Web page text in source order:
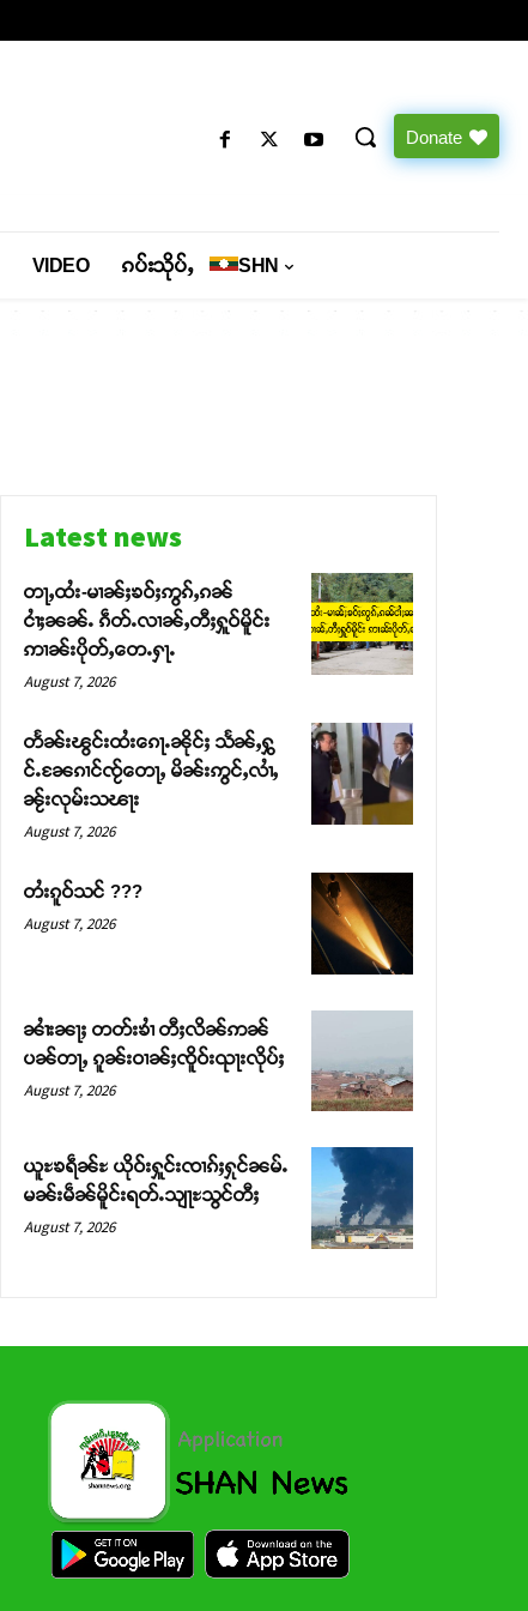
Donate
VIDEO ၵပ်းသိုပ်ႇ SHN
Latest news
တႃႇထႆး-မၢၼ်ႈၶဝ်ႈဢွၵ်ႇၵၼ်
ငၢႆႈၼၼ်ႉ ၵဵတ်ႉလၢၼ်ႇတီႈႁူဝ်မိူင်း
ဢၢၼ်းပိုတ်ႇတေႉႁႃႉ
August 7, 2026
တႅၼ်းၽွင်းထႆးၵေႃႉၼိုင်ႈ သႅၼ်ႇႁွ
င်ႉၼႄၵၢင်ၸႂ်တေႃႇ မိၼ်းဢွင်ႇလၢႆႇ
ၼႂ်းလုမ်းသၽႃး
August 7, 2026
တႆးၵူဝ်သင် ???
August 7, 2026
ၼၢႆးၼႃႈ တတ်းၶၢႆ တီႈလိၼ်ဢၼ်
ပၼ်တႃႇ ၵူၼ်းဝၢၼ်ႈၸိူဝ်းၺႃးလိုပ်ႈ
August 7, 2026
ယူႊၶရဵၼ်ႊ ယိုဝ်းႁူင်းၸၢၵ်ႈႁုင်ၼမ်ႉ
မၼ်းမဵၼ်မိူင်းရတ်ႉသျႃႊသွင်တီႈ
August 7, 2026